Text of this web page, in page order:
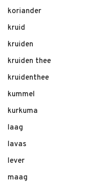
koriander
kruid
kruiden
kruiden thee
kruidenthee
kummel
kurkuma
laag
lavas
lever
maag